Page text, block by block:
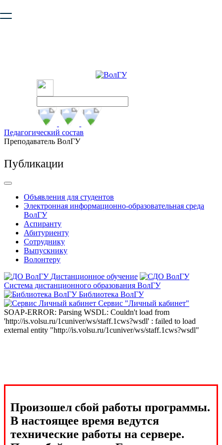
безопасную работу с сайтом. Пожалуйста
Педагогический состав
Преподаватель ВолГУ
Публикации
Объявления для студентов
Электронная информационно-образовательная среда
ВолГУ
Аспиранту
Абитуриенту
Сотруднику
Выпускнику
Волонтеру
Дистанционное обучение
Система дистанционного образования ВолГУ
Библиотека ВолГУ
Сервис "Личный кабинет"
SOAP-ERROR: Parsing WSDL: Couldn't load from
'http://is.volsu.ru/1cuniver/ws/staff.1cws?wsdl' : failed to load
external entity "http://is.volsu.ru/1cuniver/ws/staff.1cws?wsdl"
Произошел сбой работы программы.
В настоящее время ведутся
технические работы на сервере.